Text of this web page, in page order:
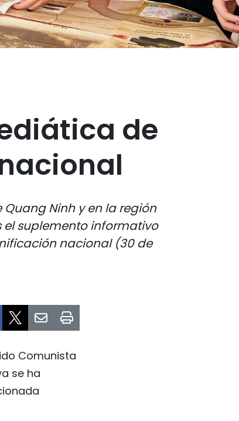
de
Ninh y en la región
el suplemento informativo
nacional (30 de
Comunista
se ha